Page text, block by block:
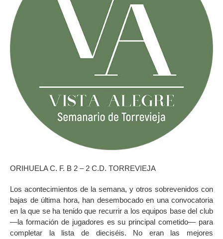
ORIHUELA C. F. B 2 – 2 C.D. TORREVIEJA
Los acontecimientos de la semana, y otros sobrevenidos con
bajas de última hora, han desembocado en una convocatoria
en la que se ha tenido que recurrir a los equipos base del club
—la formación de jugadores es su principal cometido— para
completar la lista de dieciséis. No eran las mejores